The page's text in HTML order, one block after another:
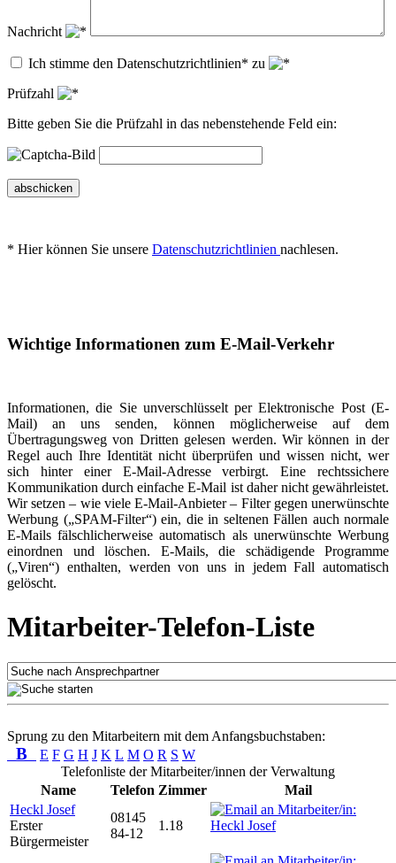
Nachricht
Ich stimme den Datenschutzrichtlinien* zu
Prüfzahl
Bitte geben Sie die Prüfzahl in das nebenstehende Feld ein:
abschicken
* Hier können Sie unsere Datenschutzrichtlinien nachlesen.
Wichtige Informationen zum E-Mail-Verkehr
Informationen, die Sie unverschlüsselt per Elektronische Post (E-
Mail) an uns senden, können möglicherweise auf dem
Übertragungsweg von Dritten gelesen werden. Wir können in der
Regel auch Ihre Identität nicht überprüfen und wissen nicht, wer
sich hinter einer E-Mail-Adresse verbirgt. Eine rechtssichere
Kommunikation durch einfache E-Mail ist daher nicht gewährleistet.
Wir setzen – wie viele E-Mail-Anbieter – Filter gegen unerwünschte
Werbung („SPAM-Filter“) ein, die in seltenen Fällen auch normale
E-Mails fälschlicherweise automatisch als unerwünschte Werbung
einordnen und löschen. E-Mails, die schädigende Programme
(„Viren“) enthalten, werden von uns in jedem Fall automatisch
gelöscht.
Mitarbeiter-Telefon-Liste
Sprung zu den Mitarbeitern mit dem Anfangsbuchstaben:
B E F G H J K L M O R S W
Telefonliste der Mitarbeiter/innen der Verwaltung
Name
Telefon Zimmer
Mail
Heckl Josef
Erster
Bürgermeister
08145
84-12
1.18